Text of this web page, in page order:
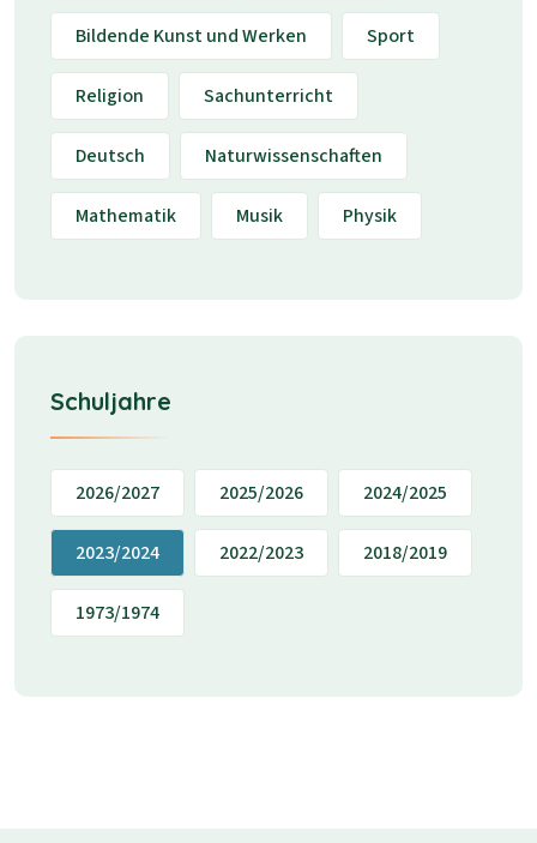
Bildende Kunst und Werken Sport
Religion Sachunterricht
Deutsch Naturwissenschaften
Mathematik Musik Physik
Schuljahre
2026/2027 2025/2026 2024/2025
2023/2024 2022/2023 2018/2019
1973/1974